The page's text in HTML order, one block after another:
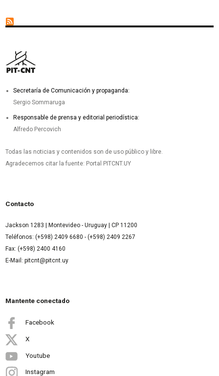
Secretaría de Comunicación y propaganda:
Sergio Sommaruga
Responsable de prensa y editorial periodística:
Alfredo Percovich
Todas las noticias y contenidos son de uso público y libre.
Agradecemos citar la fuente: Portal PITCNT.UY
Contacto
Jackson 1283 | Montevideo - Uruguay | CP 11200
Teléfonos: (+598) 2409 6680 - (+598) 2409 2267
Fax: (+598) 2400 4160
E-Mail: pitcnt@pitcnt.uy
Mantente conectado
Facebook
X
Youtube
Instagram